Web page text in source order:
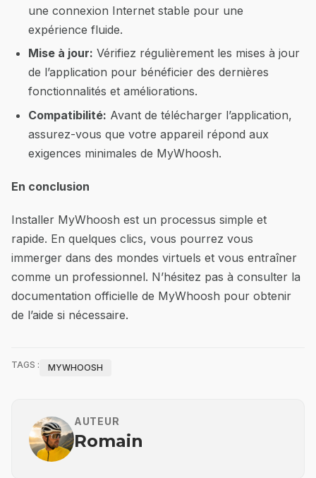
une connexion Internet stable pour une
expérience fluide.
Mise à jour: Vérifiez régulièrement les mises à jour
de l’application pour bénéficier des dernières
fonctionnalités et améliorations.
Compatibilité: Avant de télécharger l’application,
assurez-vous que votre appareil répond aux
exigences minimales de MyWhoosh.
En conclusion
Installer MyWhoosh est un processus simple et
rapide. En quelques clics, vous pourrez vous
immerger dans des mondes virtuels et vous entraîner
comme un professionnel. N’hésitez pas à consulter la
documentation officielle de MyWhoosh pour obtenir
de l’aide si nécessaire.
TAGS : MYWHOOSH
AUTEUR
Romain